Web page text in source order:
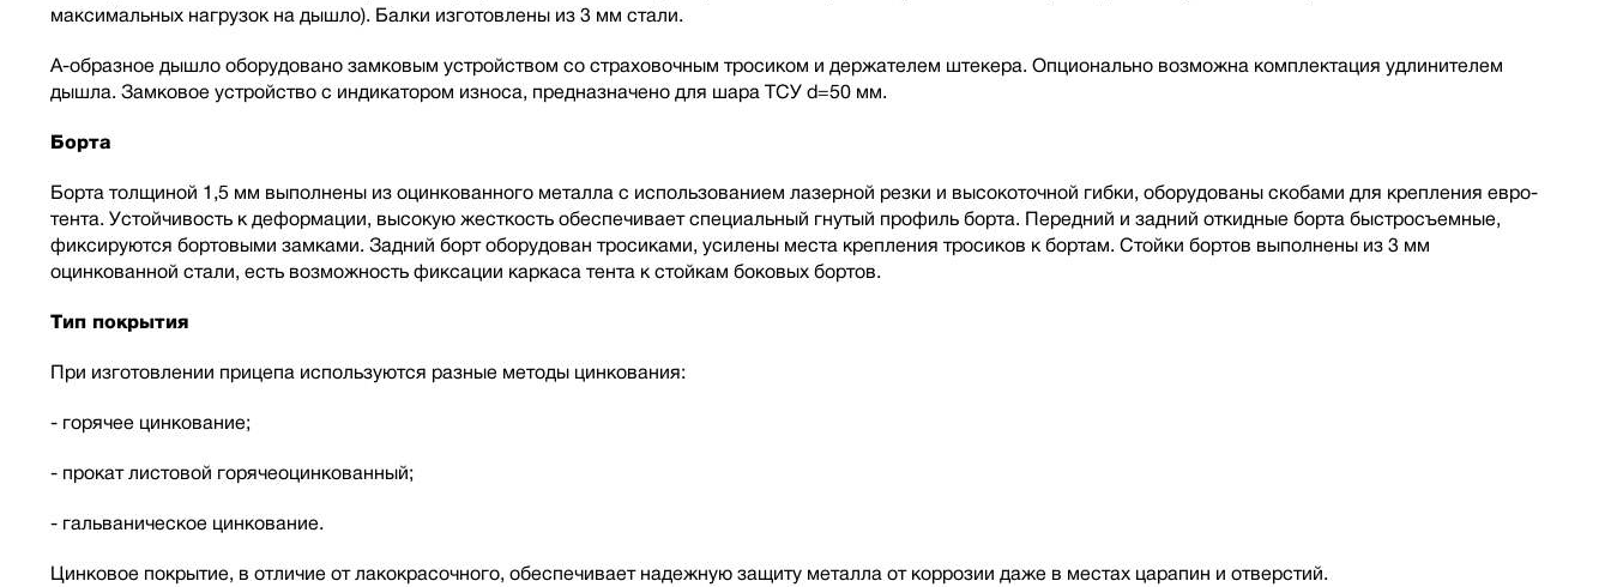
максимальных нагрузок на дышло). Балки изготовлены из 3 мм стали.
А-образное дышло оборудовано замковым устройством со страховочным тросиком и держателем штекера. Опционально возможна комплектация удлинителем
дышла. Замковое устройство с индикатором износа, предназначено для шара ТСУ d=50 мм.
Борта
Борта толщиной 1,5 мм выполнены из оцинкованного металла с использованием лазерной резки и высокоточной гибки, оборудованы скобами для крепления евро-
тента. Устойчивость к деформации, высокую жесткость обеспечивает специальный гнутый профиль борта. Передний и задний откидные борта быстросъемные,
фиксируются бортовыми замками. Задний борт оборудован тросиками, усилены места крепления тросиков к бортам. Стойки бортов выполнены из 3 мм
оцинкованной стали, есть возможность фиксации каркаса тента к стойкам боковых бортов.
Тип покрытия
При изготовлении прицепа используются разные методы цинкования:
- горячее цинкование;
- прокат листовой горячеоцинкованный;
- гальваническое цинкование.
Цинковое покрытие, в отличие от лакокрасочного, обеспечивает надежную защиту металла от коррозии даже в местах царапин и отверстий.